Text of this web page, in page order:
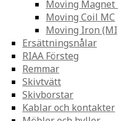
Moving Magnet
Moving Coil MC
Moving Iron
Ersättningsnålar
RIAA Försteg
Remmar
Skivtvätt
Skivborstar
Kablar och kontakter